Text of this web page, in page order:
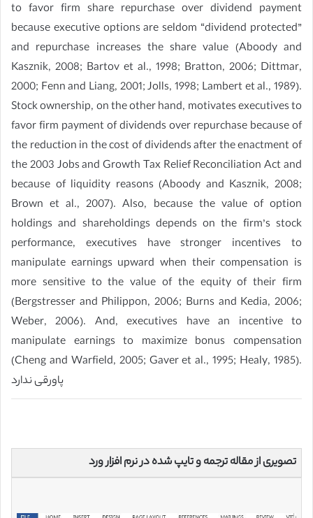
to favor firm share repurchase over dividend payment
because executive options are seldom “dividend protected”
and repurchase increases the share value (Aboody and
Kasznik, 2008; Bartov et al., 1998; Bratton, 2006; Dittmar,
2000; Fenn and Liang, 2001; Jolls, 1998; Lambert et al., 1989).
Stock ownership, on the other hand, motivates executives to
favor firm payment of dividends over repurchase because of
the reduction in the cost of dividends after the enactment of
the 2003 Jobs and Growth Tax Relief Reconciliation Act and
because of liquidity reasons (Aboody and Kasznik, 2008;
Brown et al., 2007). Also, because the value of option
holdings and shareholdings depends on the firm’s stock
performance, executives have stronger incentives to
manipulate earnings upward when their compensation is
more sensitive to the value of the equity of their firm
(Bergstresser and Philippon, 2006; Burns and Kedia, 2006;
Weber, 2006). And, executives have an incentive to
manipulate earnings to maximize bonus compensation
(Cheng and Warfield, 2005; Gaver et al., 1995; Healy, 1985).
پاورقی ندارد
تصویری از مقاله ترجمه و تایپ شده در نرم افزار ورد